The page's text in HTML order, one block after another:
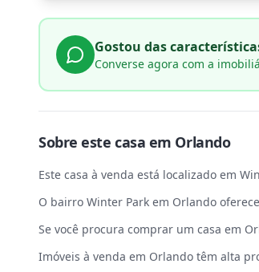
Gostou das
Converse agora com a
Sobre estecasa em Orlando
Este casa à venda está localizado em
O bairro Winter Park em Orlando
Se você procura comprar um casa em
Imóveis à venda em Orlando têm alta